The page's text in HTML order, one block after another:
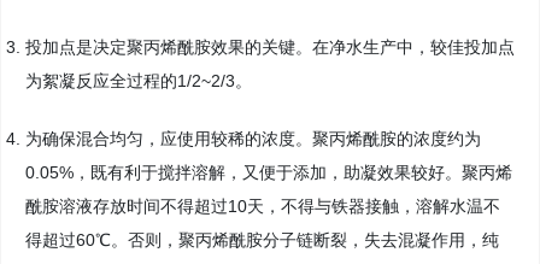
投加点是决定聚丙烯酰胺效果的关键。在净水生产中，较佳投加点
为絮凝反应全过程的1/2~2/3。
为确保混合均匀，应使用较稀的浓度。聚丙烯酰胺的浓度约为
0.05%，既有利于搅拌溶解，又便于添加，助凝效果较好。聚丙烯
酰胺溶液存放时间不得超过10天，不得与铁器接触，溶解水温不
得超过60℃。否则，聚丙烯酰胺分子链断裂，失去混凝作用，纯